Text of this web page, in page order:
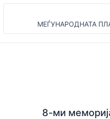
МЕЃУНАРОДНАТА
8-ми